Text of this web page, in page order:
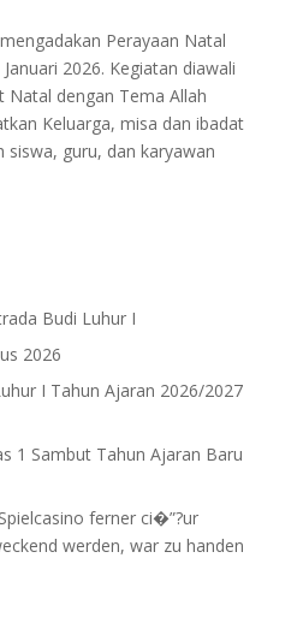
Perayaan Natal
2026. Kegiatan diawali
Natal dengan Tema Allah
Keluarga, misa dan ibadat
siswa, guru, dan karyawan
Budi Luhur I
2026
I Tahun Ajaran 2026/2027
1 Sambut Tahun Ajaran Baru
ferner ci�”?ur
werden, war zu handen